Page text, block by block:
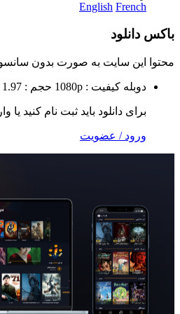
English
سایت به صورتبدون سانسورمی باشد
کیفیت : 1080p حجم : 1.97 گیگابایت
دانلود باید ثبت نام کنید یا وارد شوید
/ عضویت